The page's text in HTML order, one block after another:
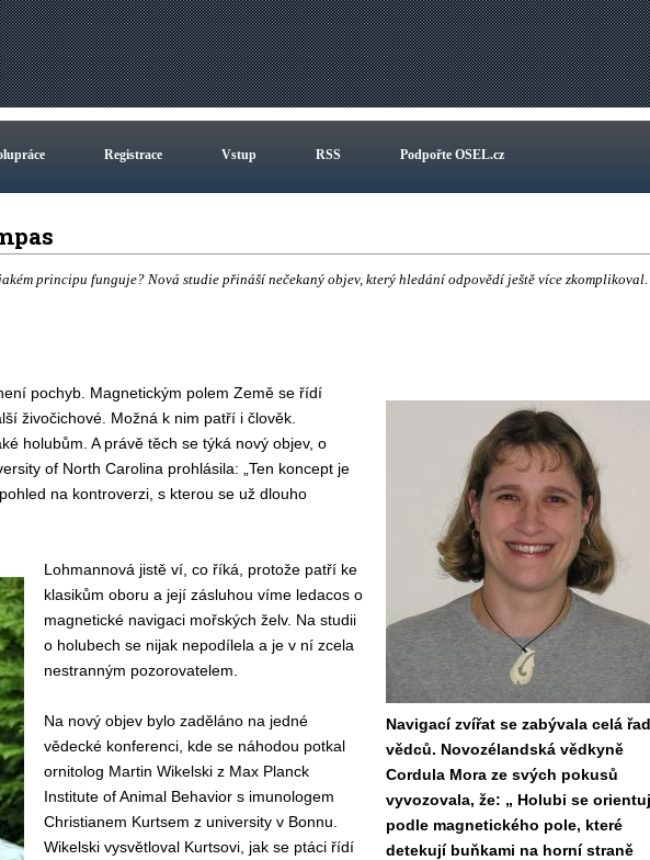
Registrace Vstup RSS Podpořte OSEL.cz
principu funguje? Nová studie přináší nečekaný objev, který hledání odpovědí ještě více zkomplikoval.
Navigací zvířat se zabývala celá
vědců. Novozélandská vědkyně
Cordula Mora ze svých pokusů
vyvozovala, že: „ Holubi se
podle magnetického pole, které
detekují buňkami na horní straně
pochyb. Magnetickým polem Země se řídí
živočichové. Možná k nim patří i člověk.
holubům. A právě těch se týká nový objev, o
of North Carolina prohlásila: „Ten koncept je
na kontroverzi, s kterou se už dlouho
Lohmannová jistě ví, co říká, protože patří ke
klasikům oboru a její zásluhou víme ledacos o
magnetické navigaci mořských želv. Na studii
o holubech se nijak nepodílela a je v ní zcela
nestranným pozorovatelem.
Na nový objev bylo zaděláno na jedné
vědecké konferenci, kde se náhodou potkal
ornitolog Martin Wikelski z Max Planck
Institute of Animal Behavior s imunologem
Christianem Kurtsem z university v Bonnu.
Wikelski vysvětloval Kurtsovi, jak se ptáci řídí